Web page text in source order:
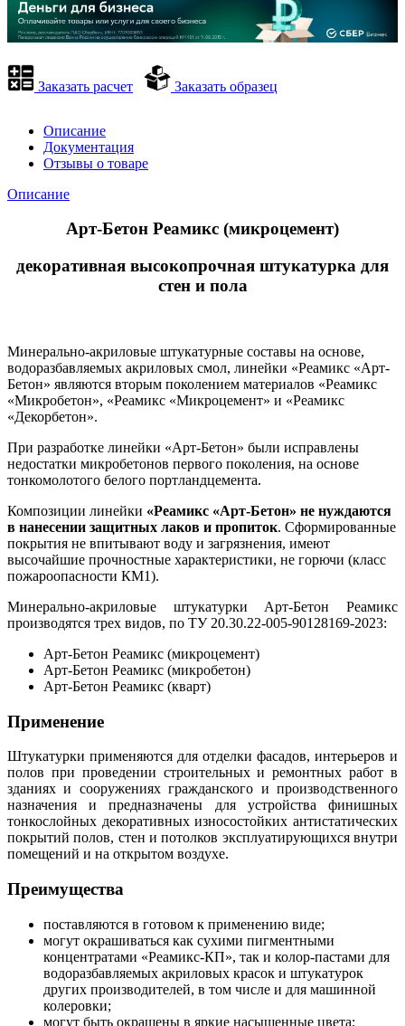
Заказать расчет Заказать образец
Описание
Документация
Отзывы о товаре
Описание
Арт-Бетон Реамикс (микроцемент)
декоративная высокопрочная штукатурка для
стен и пола
Минерально-акриловые штукатурные составы на основе,
водоразбавляемых акриловых смол, линейки «Реамикс «Арт-
Бетон» являются вторым поколением материалов «Реамикс
«Микробетон», «Реамикс «Микроцемент» и «Реамикс
«Декорбетон».
При разработке линейки «Арт-Бетон» были исправлены
недостатки микробетонов первого поколения, на основе
тонкомолотого белого портландцемента.
Композиции линейки «Реамикс «Арт-Бетон» не нуждаются
в нанесении защитных лаков и пропиток. Сформированные
покрытия не впитывают воду и загрязнения, имеют
высочайшие прочностные характеристики, не горючи (класс
пожароопасности КМ1).
Минерально-акриловые штукатурки Арт-Бетон Реамикс
производятся трех видов, по ТУ 20.30.22-005-90128169-2023:
Арт-Бетон Реамикс (микроцемент)
Арт-Бетон Реамикс (микробетон)
Арт-Бетон Реамикс (кварт)
Применение
Штукатурки применяются для отделки фасадов, интерьеров и
полов при проведении строительных и ремонтных работ в
зданиях и сооружениях гражданского и производственного
назначения и предназначены для устройства финишных
тонкослойных декоративных износостойких антистатических
покрытий полов, стен и потолков эксплуатирующихся внутри
помещений и на открытом воздухе.
Преимущества
поставляются в готовом к применению виде;
могут окрашиваться как сухими пигментными
концентратами «Реамикс-КП», так и колор-пастами для
водоразбавляемых акриловых красок и штукатурок
других производителей, в том числе и для машинной
колеровки;
могут быть окрашены в яркие насыщенные цвета;